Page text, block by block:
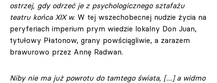
ostrzej, gdy odrzeć je z psychologicznego sztafażu
teatru końca XIX w. W tej wszechobecnej nudzie życia na
peryferiach imperium prym wiedzie lokalny Don Juan,
tytułowy Płatonow, grany powściągliwie, a zarazem
brawurowo przez Annę Radwan.
Niby nie ma już powrotu do tamtego świata, […] a widmo